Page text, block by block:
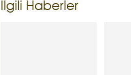
İlgili Haberler